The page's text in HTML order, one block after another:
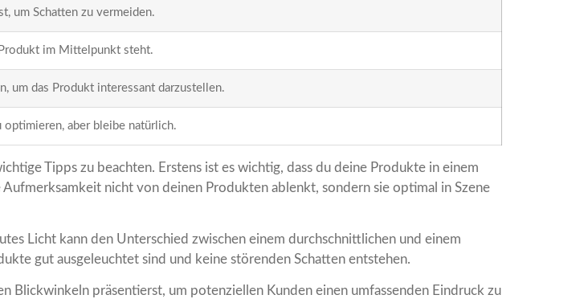
um Schatten zu vermeiden.
im Mittelpunkt steht.
um das Produkt interessant darzustellen.
optimieren, aber bleibe natürlich.
Tipps zu beachten. Erstens ist es wichtig, dass du deine Produkte in einem
nicht von deinen Produkten ablenkt, sondern sie optimal in Szene
Licht kann den Unterschied zwischen einem durchschnittlichen und einem
gut ausgeleuchtet sind und keine störenden Schatten entstehen.
Blickwinkeln präsentierst, um potenziellen Kunden einen umfassenden Eindruck zu